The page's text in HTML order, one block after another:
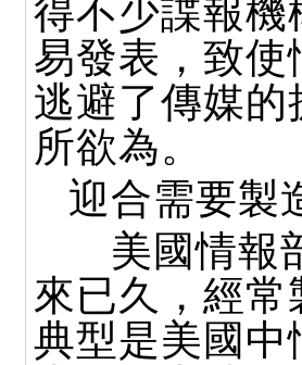
得不少諜報
易發表，致
逃避了傳媒
所欲為。
迎合需要製
美國情報
來已久，經
典型是美國